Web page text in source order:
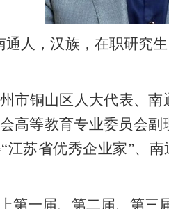
通人，汉族，在职研究
市铜山区人大代表、
高等教育专业委员会
“江苏省优秀企业家”、
第一届、第二届、第三